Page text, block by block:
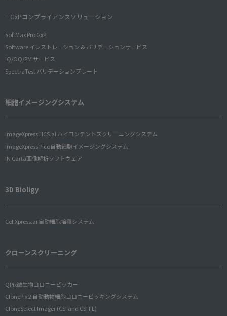
− GxPコンプライアンスソリューション
SoftMax Pro GxP
Software インストレーション & バリデーションサービス
IQ/OQ/PM サービス
SpectraTest バリデーションプレート
細胞イメージングシステム
ImageXpress HCS.ai ハイコンテントスクリーニングシステム
ImageXpress Pico自動細胞イメージングシステム
IN Carta画像解析ソフトウェア
3D Bioligy
CellXpress.ai 自動細胞培養システム
クローンスクリーニング
QPix微生物コロニーピッカー
ClonePix 2 自動動物細胞コロニーピッキングシステム
CloneSelect Imager (CSI and CSI FL)